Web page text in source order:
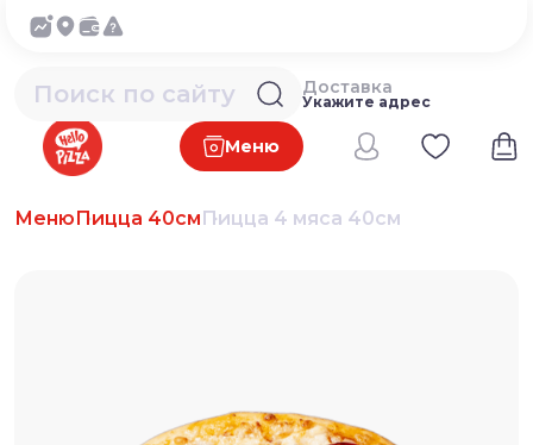
Меню
Доставка
Укажите адрес
МенюПицца 40смПицца 4 мяса 40см